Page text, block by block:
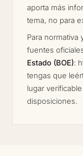
aporta más
tema, no para
Para normativa
fuentes
Estado (BOE):
tengas que
lugar
disposiciones.